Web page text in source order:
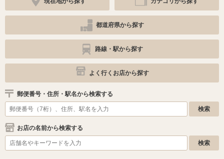
都道府県から探す
路線・駅から探す
よく行くお店から探す
郵便番号・住所・駅名から検索する
お店の名前から検索する